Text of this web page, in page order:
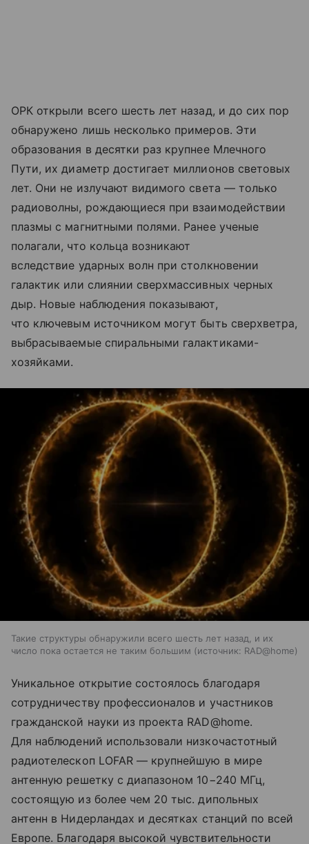
ОРК открыли всего шесть лет назад, и до сих пор
обнаружено лишь несколько примеров. Эти
образования в десятки раз крупнее Млечного
Пути, их диаметр достигает миллионов световых
лет. Они не излучают видимого света — только
радиоволны, рождающиеся при взаимодействии
плазмы с магнитными полями. Ранее ученые
полагали, что кольца возникают
вследствие ударных волн при столкновении
галактик или слиянии сверхмассивных черных
дыр. Новые наблюдения показывают,
что ключевым источником могут быть сверхветра,
выбрасываемые спиральными галактиками-
хозяйками.
Такие структуры обнаружили всего шесть лет назад, и их
число пока остается не таким большим
источник: RAD@home
Уникальное открытие состоялось благодаря
сотрудничеству профессионалов и участников
гражданской науки из проекта RAD@home.
Для наблюдений использовали низкочастотный
радиотелескоп LOFAR — крупнейшую в мире
антенную решетку с диапазоном 10−240 МГц,
состоящую из более чем 20 тыс. дипольных
антенн в Нидерландах и десятках станций по всей
Европе. Благодаря высокой чувствительности